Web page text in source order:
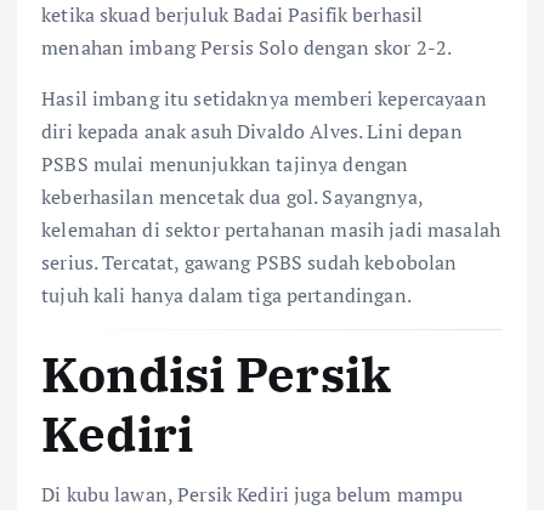
ketika skuad berjuluk Badai Pasifik berhasil
menahan imbang Persis Solo dengan skor 2-2.
Hasil imbang itu setidaknya memberi kepercayaan
diri kepada anak asuh Divaldo Alves. Lini depan
PSBS mulai menunjukkan tajinya dengan
keberhasilan mencetak dua gol. Sayangnya,
kelemahan di sektor pertahanan masih jadi masalah
serius. Tercatat, gawang PSBS sudah kebobolan
tujuh kali hanya dalam tiga pertandingan.
Kondisi Persik
Kediri
Di kubu lawan, Persik Kediri juga belum mampu